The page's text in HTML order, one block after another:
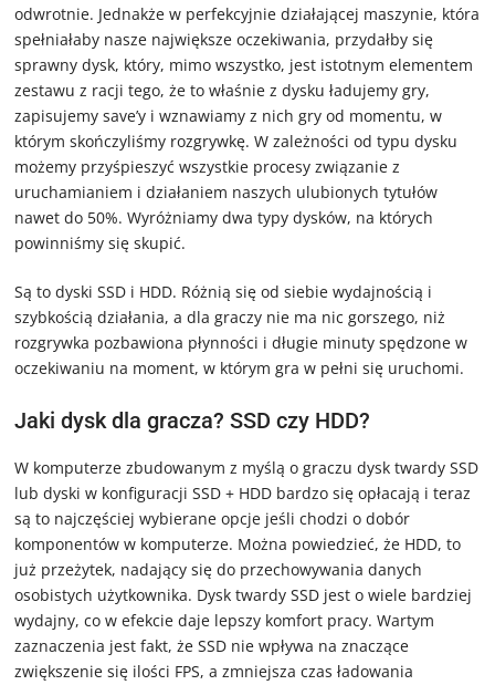
odwrotnie. Jednakże w perfekcyjnie działającej maszynie, która
spełniałaby nasze największe oczekiwania, przydałby się
sprawny dysk, który, mimo wszystko, jest istotnym elementem
zestawu z racji tego, że to właśnie z dysku ładujemy gry,
zapisujemy save’y i wznawiamy z nich gry od momentu, w
którym skończyliśmy rozgrywkę. W zależności od typu dysku
możemy przyśpieszyć wszystkie procesy związanie z
uruchamianiem i działaniem naszych ulubionych tytułów
nawet do 50%. Wyróżniamy dwa typy dysków, na których
powinniśmy się skupić.
Są to dyski SSD i HDD. Różnią się od siebie wydajnością i
szybkością działania, a dla graczy nie ma nic gorszego, niż
rozgrywka pozbawiona płynności i długie minuty spędzone w
oczekiwaniu na moment, w którym gra w pełni się uruchomi.
Jaki dysk dla gracza? SSD czy HDD?
W komputerze zbudowanym z myślą o graczu dysk twardy SSD
lub dyski w konfiguracji SSD + HDD bardzo się opłacają i teraz
są to najczęściej wybierane opcje jeśli chodzi o dobór
komponentów w komputerze. Można powiedzieć, że HDD, to
już przeżytek, nadający się do przechowywania danych
osobistych użytkownika. Dysk twardy SSD jest o wiele bardziej
wydajny, co w efekcie daje lepszy komfort pracy. Wartym
zaznaczenia jest fakt, że SSD nie wpływa na znaczące
zwiększenie się ilości FPS, a zmniejsza czas ładowania